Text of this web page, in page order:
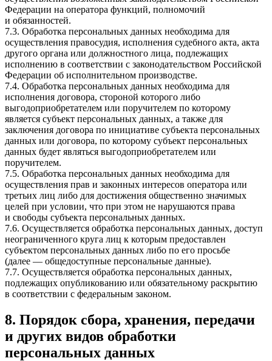
Федерации на оператора функций, полномочий
и обязанностей.
7.3. Обработка персональных данных необходима для
осуществления правосудия, исполнения судебного акта, акта
другого органа или должностного лица, подлежащих
исполнению в соответствии с законодательством Российской
Федерации об исполнительном производстве.
7.4. Обработка персональных данных необходима для
исполнения договора, стороной которого либо
выгодоприобретателем или поручителем по которому
является субъект персональных данных, а также для
заключения договора по инициативе субъекта персональных
данных или договора, по которому субъект персональных
данных будет являться выгодоприобретателем или
поручителем.
7.5. Обработка персональных данных необходима для
осуществления прав и законных интересов оператора или
третьих лиц либо для достижения общественно значимых
целей при условии, что при этом не нарушаются права
и свободы субъекта персональных данных.
7.6. Осуществляется обработка персональных данных, доступ
неограниченного круга лиц к которым предоставлен
субъектом персональных данных либо по его просьбе
(далее — общедоступные персональные данные).
7.7. Осуществляется обработка персональных данных,
подлежащих опубликованию или обязательному раскрытию
в соответствии с федеральным законом.
8. Порядок сбора, хранения, передачи
и других видов обработки
персональных данных